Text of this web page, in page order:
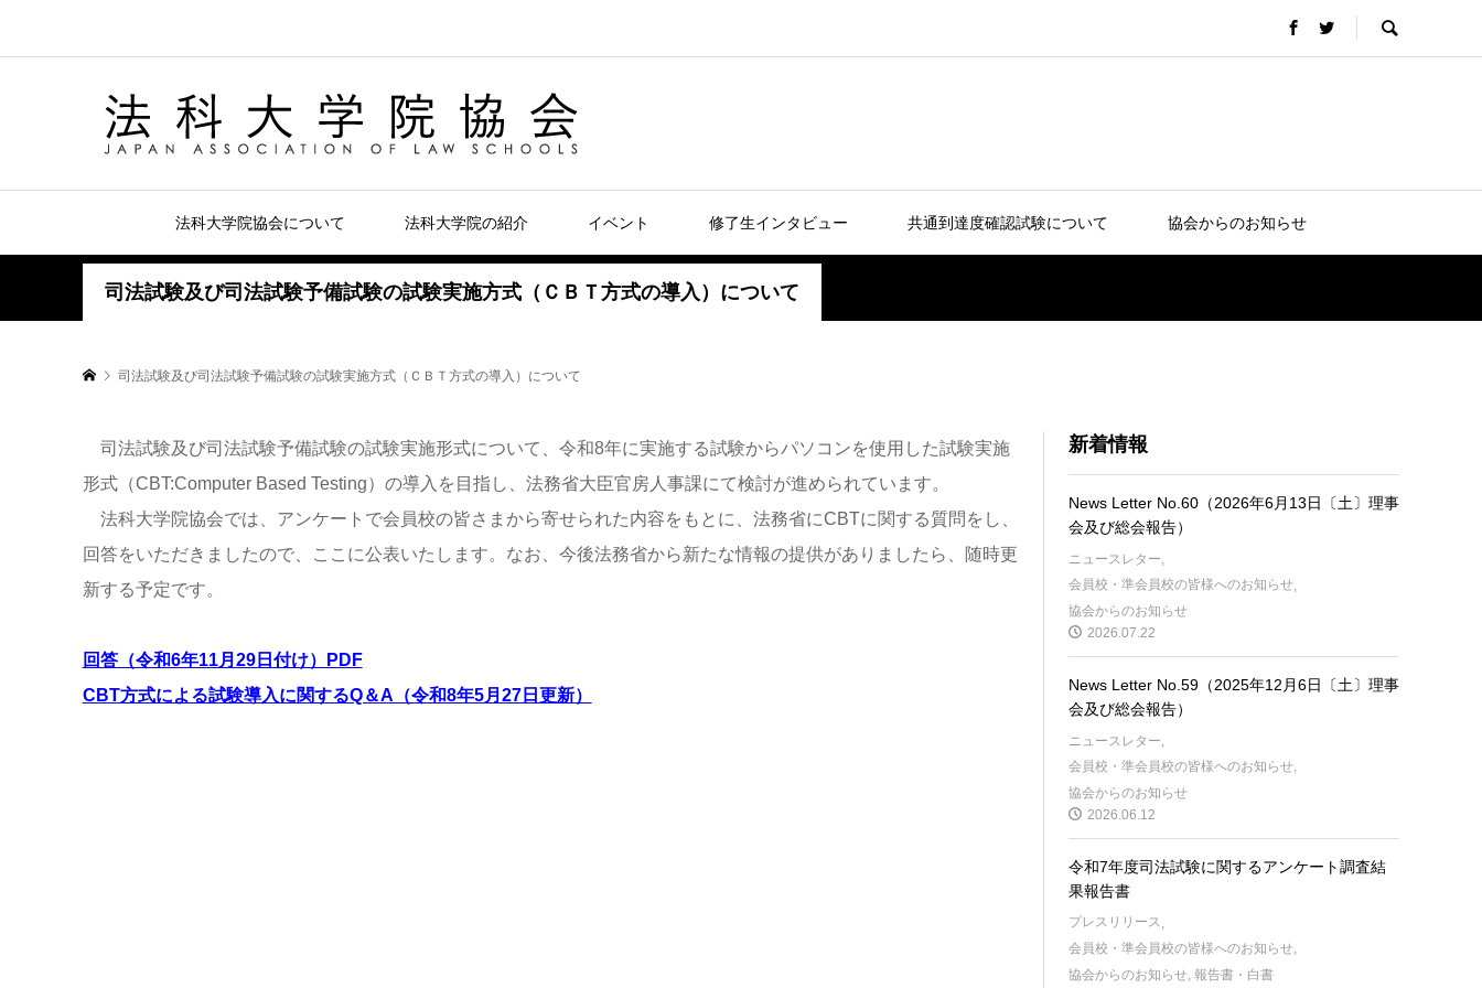
法科大学院協会について 法科大学院の紹介 イベント 修了生インタビュー 共通到達度確認試験について 協会からのお知らせ
司法試験及び司法試験予備試験の試験実施方式（ＣＢＴ方式の導入）について
司法試験及び司法試験予備試験の試験実施方式（ＣＢＴ方式の導入）について
司法試験及び司法試験予備試験の試験実施形式について、令和8年に実施する試験からパソコンを使用した試験実施
形式（CBT:Computer Based Testing）の導入を目指し、法務省大臣官房人事課にて検討が進められています。
法科大学院協会では、アンケートで会員校の皆さまから寄せられた内容をもとに、法務省にCBTに関する質問をし、
回答をいただきましたので、ここに公表いたします。なお、今後法務省から新たな情報の提供がありましたら、随時更
新する予定です。
回答（令和6年11月29日付け）PDF
CBT方式による試験導入に関するQ＆A（令和8年5月27日更新）
新着情報
News Letter No.60（2026年6月13日〔土〕理事
会及び総会報告）
ニュースレター
会員校・準会員校の皆様へのお知らせ
協会からのお知らせ
2026.07.22
News Letter No.59（2025年12月6日〔土〕理事
会及び総会報告）
ニュースレター
会員校・準会員校の皆様へのお知らせ,
協会からのお知らせ
2026.06.12
令和7年度司法試験に関するアンケート調査結
果報告書
プレスリリース
会員校・準会員校の皆様へのお知らせ,
協会からのお知らせ ,報告書・白書